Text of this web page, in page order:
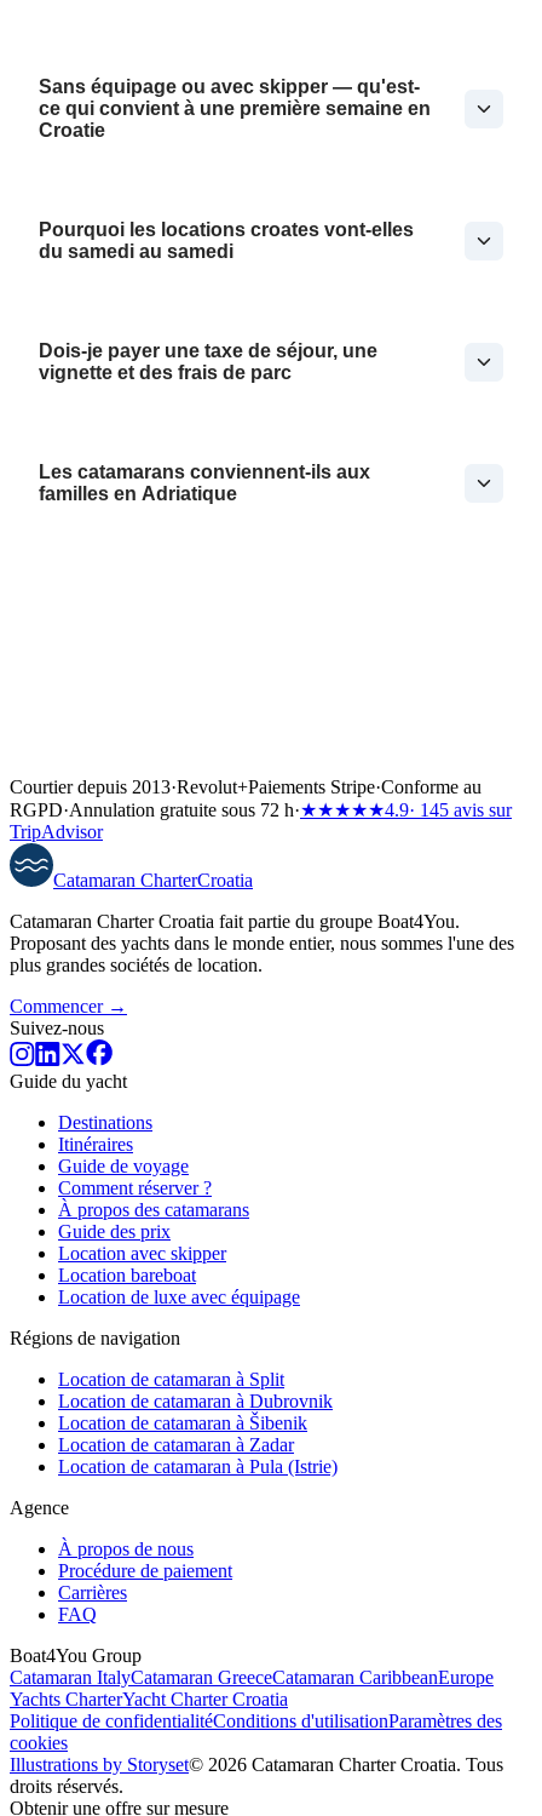
Sans équipage ou avec skipper — qu'est-
ce qui convient à une première semaine en
Croatie
Pourquoi les locations croates vont-elles
du samedi au samedi
Dois-je payer une taxe de séjour, une
vignette et des frais de parc
Les catamarans conviennent-ils aux
familles en Adriatique
Courtier depuis 2013·Revolut+Paiements Stripe·Conforme au
RGPD·Annulation gratuite sous 72 h·★★★★★4.9· 145 avis sur
TripAdvisor
Catamaran CharterCroatia
Catamaran Charter Croatia fait partie du groupe Boat4You.
Proposant des yachts dans le monde entier, nous sommes l'une des
plus grandes sociétés de location.
Commencer →
Suivez-nous
Guide du yacht
Destinations
Itinéraires
Guide de voyage
Comment réserver ?
À propos des catamarans
Guide des prix
Location avec skipper
Location bareboat
Location de luxe avec équipage
Régions de navigation
Location de catamaran à Split
Location de catamaran à Dubrovnik
Location de catamaran à Šibenik
Location de catamaran à Zadar
Location de catamaran à Pula (Istrie)
Agence
À propos de nous
Procédure de paiement
Carrières
FAQ
Boat4You Group
Catamaran ItalyCatamaran GreeceCatamaran CaribbeanEurope
Yachts CharterYacht Charter Croatia
Politique de confidentialitéConditions d'utilisationParamètres des
cookies
Illustrations by Storyset© 2026 Catamaran Charter Croatia. Tous
droits réservés.
Obtenir une offre sur mesure